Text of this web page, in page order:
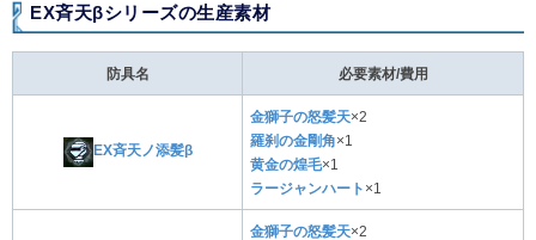
EX斉天βシリーズの生産素材
防具名 必要素材/費用
EX斉天ノ添髪β
金獅子の怒髪天×2
羅刹の金剛角×1
黄金の煌毛×1
ラージャンハート ×1
金獅子の怒髪天×2